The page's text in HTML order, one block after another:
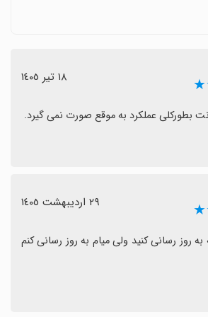
رایج، وجود تبلیغات زیاد است که می‌تواند
است.
در کل، تقویم فارسی ۱۴۰۵ گزینه‌ای مناسب و با ارزش برای
تقویم ایرانی است که با وجود کمی تبلیغات،
١٨ تیر ١٤٠٥
بطورکلی عملکرد به موقع صورت نمی گیرد.
٢٩ اردیبهشت ١٤٠٥